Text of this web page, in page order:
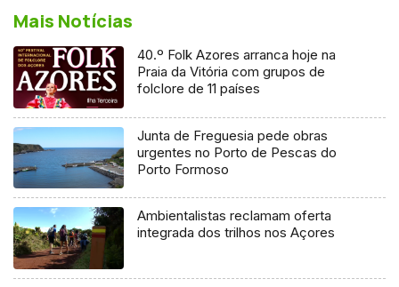
Mais Notícias
40.º Folk Azores arranca hoje na
Praia da Vitória com grupos de
folclore de 11 países
Junta de Freguesia pede obras
urgentes no Porto de Pescas do
Porto Formoso
Ambientalistas reclamam oferta
integrada dos trilhos nos Açores